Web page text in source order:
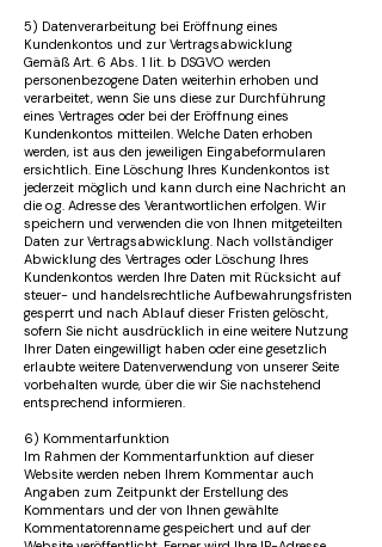
5) Datenverarbeitung bei Eröffnung eines
Kundenkontos und zur Vertragsabwicklung
Gemäß Art. 6 Abs. 1 lit. b DSGVO werden
personenbezogene Daten weiterhin erhoben und
verarbeitet, wenn Sie uns diese zur Durchführung
eines Vertrages oder bei der Eröffnung eines
Kundenkontos mitteilen. Welche Daten erhoben
werden, ist aus den jeweiligen Eingabeformularen
ersichtlich. Eine Löschung Ihres Kundenkontos ist
jederzeit möglich und kann durch eine Nachricht an
die o.g. Adresse des Verantwortlichen erfolgen. Wir
speichern und verwenden die von Ihnen mitgeteilten
Daten zur Vertragsabwicklung. Nach vollständiger
Abwicklung des Vertrages oder Löschung Ihres
Kundenkontos werden Ihre Daten mit Rücksicht auf
steuer- und handelsrechtliche Aufbewahrungsfristen
gesperrt und nach Ablauf dieser Fristen gelöscht,
sofern Sie nicht ausdrücklich in eine weitere Nutzung
Ihrer Daten eingewilligt haben oder eine gesetzlich
erlaubte weitere Datenverwendung von unserer Seite
vorbehalten wurde, über die wir Sie nachstehend
entsprechend informieren.
6) Kommentarfunktion
Im Rahmen der Kommentarfunktion auf dieser
Website werden neben Ihrem Kommentar auch
Angaben zum Zeitpunkt der Erstellung des
Kommentars und der von Ihnen gewählte
Kommentatorenname gespeichert und auf der